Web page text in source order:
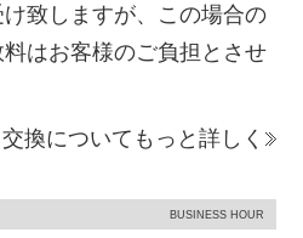
致しますが、この場合の
はお客様のご負担とさせ
換についてもっと詳しく
BUSINESS HOUR